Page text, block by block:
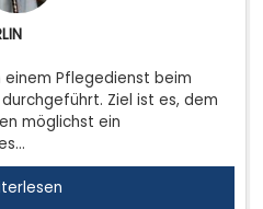
Pflegedienst beim
Ziel ist es, dem
möglichst ein